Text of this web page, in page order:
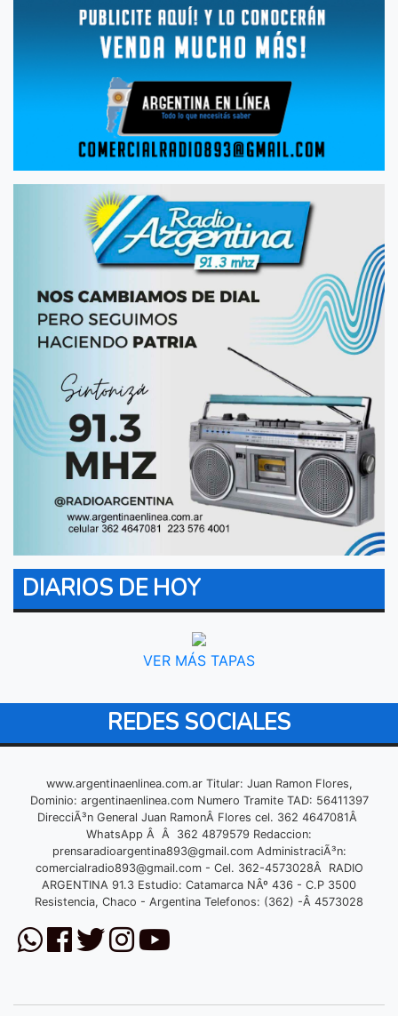
DIARIOS DE HOY
VER MÁS TAPAS
REDES SOCIALES
www.argentinaenlinea.com.ar Titular: Juan Ramon Flores,
Dominio: argentinaenlinea.com Numero Tramite TAD: 56411397
DirecciÃ³n General Juan RamonÂ Flores cel. 362 4647081Â
WhatsApp Â Â 362 4879579 Redaccion:
prensaradioargentina893@gmail.comAdministraciÃ³n:
comercialradio893@gmail.com- Cel. 362-4573028Â RADIO
ARGENTINA 91.3 Estudio: Catamarca NÂº 436 - C.P 3500
Resistencia, Chaco - Argentina Telefonos: (362) -Â 4573028